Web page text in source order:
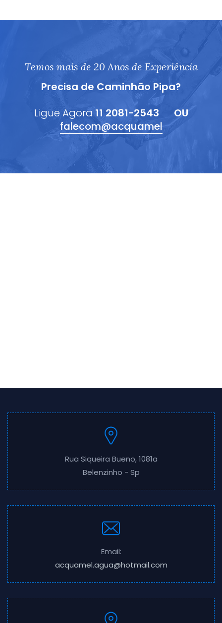
Temos mais de 20 Anos de Experiência
Precisa de Caminhão Pipa?
Ligue Agora 11 2081-2543
OU
falecom@acquamel
Rua Siqueira Bueno, 1081a
Belenzinho - Sp
Email:
acquamel.agua@hotmail.com